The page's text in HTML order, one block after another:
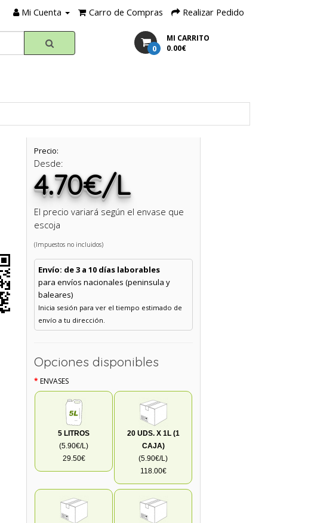
Mi Cuenta Carro de Compras Realizar Pedido
MI CARRITO
0 0.00€
Precio:
Desde:
4.70€/L
El precio variará según el envase que
escoja
(Impuestos no incluidos)
Envío: de 3 a 10 días laborables
para envíos nacionales (peninsula y
baleares)
Inicia sesión para ver el tiempo estimado de
envío a tu dirección.
Opciones disponibles
ENVASES
5 LITROS
(5.90€/L)
29.50€
20 UDS. X 1L (1
CAJA)
(5.90€/L)
118.00€